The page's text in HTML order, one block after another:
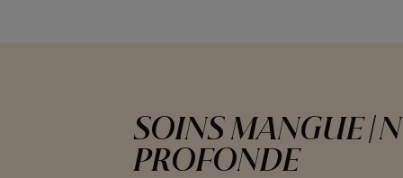
SOINS MANGUE |
PROFONDE